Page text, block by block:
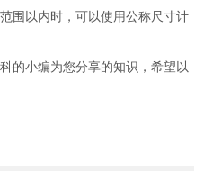
围以内时，可以使用公称尺寸计
小编为您分享的知识，希望以